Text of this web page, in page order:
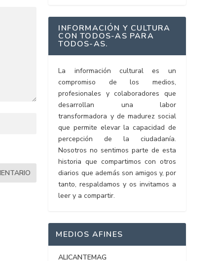
INFORMACIÓN Y CULTURA
CON TODOS-AS PARA
TODOS-AS.
La información cultural es un
compromiso de los medios,
profesionales y colaboradores que
desarrollan una labor
transformadora y de madurez social
que permite elevar la capacidad de
percepción de la ciudadanía.
Nosotros no sentimos parte de esta
historia que compartimos con otros
diarios que además son amigos y, por
tanto, respaldamos y os invitamos a
leer y a compartir.
MEDIOS AFINES
ALICANTEMAG